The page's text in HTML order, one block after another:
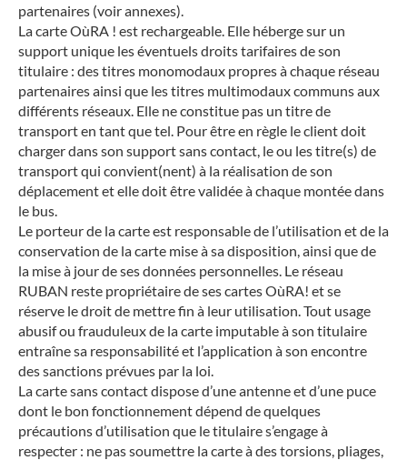
partenaires (voir annexes).
La carte OùRA ! est rechargeable. Elle héberge sur un
support unique les éventuels droits tarifaires de son
titulaire : des titres monomodaux propres à chaque réseau
partenaires ainsi que les titres multimodaux communs aux
différents réseaux. Elle ne constitue pas un titre de
transport en tant que tel. Pour être en règle le client doit
charger dans son support sans contact, le ou les titre(s) de
transport qui convient(nent) à la réalisation de son
déplacement et elle doit être validée à chaque montée dans
le bus.
Le porteur de la carte est responsable de l’utilisation et de la
conservation de la carte mise à sa disposition, ainsi que de
la mise à jour de ses données personnelles. Le réseau
RUBAN reste propriétaire de ses cartes OùRA! et se
réserve le droit de mettre fin à leur utilisation. Tout usage
abusif ou frauduleux de la carte imputable à son titulaire
entraîne sa responsabilité et l’application à son encontre
des sanctions prévues par la loi.
La carte sans contact dispose d’une antenne et d’une puce
dont le bon fonctionnement dépend de quelques
précautions d’utilisation que le titulaire s’engage à
respecter : ne pas soumettre la carte à des torsions, pliages,